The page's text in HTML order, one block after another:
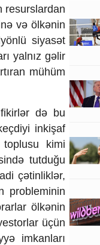
resurslardan
və ölkənin
siyasət
yalnız gəlir
mühüm
də bu
inkişaf
kimi
tutduğu
çətinliklər,
probleminin
ölkənin
üçün
imkanları